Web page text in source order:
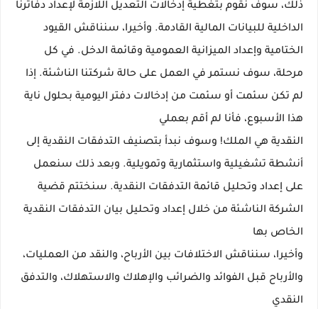
ذلك، سوف نقوم بتغطية إدخالات التعديل اللازمة لإعداد دفاترنا
الداخلية للبيانات المالية القادمة. وأخيرا، سنناقش القيود
الختامية وإعداد الميزانية العمومية وقائمة الدخل. في كل
مرحلة، سوف نستمر في العمل على حالة شركتنا الناشئة. إذا
لم تكن سئمت أو سئمت من إدخالات دفتر اليومية بحلول ناية
هذا الأسبوع، فأنا لم أقم بعملي
النقدية هي الملك! وسوف نبدأ بتصنيف التدفقات النقدية إلى
أنشطة تشغيلية واستثمارية وتمويلية. وبعد ذلك سنعمل
على إعداد وتحليل قائمة التدفقات النقدية. سنختتم قضية
الشركة الناشئة من خلال إعداد وتحليل بيان التدفقات النقدية
الخاص بها
وأخيرا، سنناقش الاختلافات بين الأرباح، والنقد من العمليات،
والأرباح قبل الفوائد والضرائب والإهلاك والاستهلاك، والتدفق
النقدي